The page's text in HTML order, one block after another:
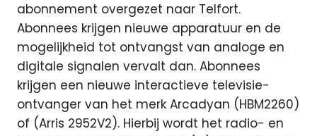
abonnement overgezet naar Telfort.
Abonnees krijgen nieuwe apparatuur en de
mogelijkheid tot ontvangst van analoge en
digitale signalen vervalt dan. Abonnees
krijgen een nieuwe interactieve televisie-
ontvanger van het merk Arcadyan (HBM2260)
of (Arris 2952V2). Hierbij wordt het radio- en